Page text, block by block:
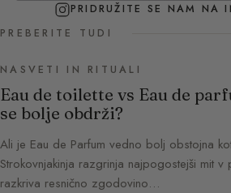
PRIDRUŽITE SE NAM NA
PREBERITE TUDI
NASVETI IN RITUALI
Eau de toilette vs Eau de
se bolje obdrži?
Ali je Eau de Parfum vedno bolj obstojna
Strokovnjakinja razgrinja najpogostejši mit v
razkriva resnično zgodovino…